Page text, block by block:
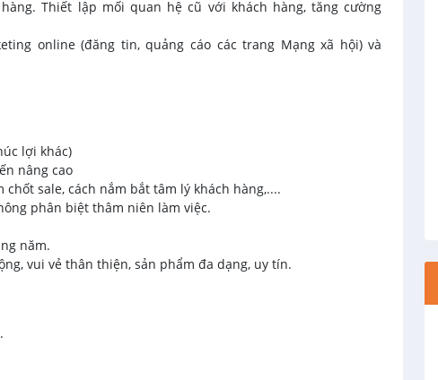
Thiết lập mối quan hệ cũ với khách hàng, tăng cường
online (đăng tin, quảng cáo các trang Mạng xã hội) và
lợi khác)
nâng cao
sale, cách nắm bắt tâm lý khách hàng,....
phân biệt thâm niên làm việc.
năm.
vui vẻ thân thiện, sản phẩm đa dạng, uy tín.